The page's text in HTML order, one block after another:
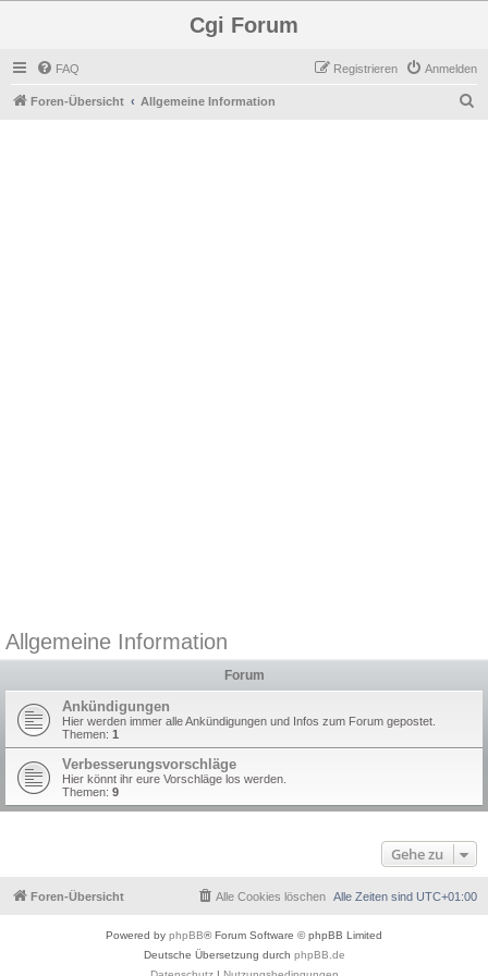
Cgi Forum
FAQ Anmelden
Registrieren
Foren-Übersicht Allgemeine Information
Allgemeine Information
Forum
Ankündigungen
Hier werden immer alle Ankündigungen und Infos zum Forum gepostet.
Themen: 1
Verbesserungsvorschläge
Hier könnt ihr eure Vorschläge los werden.
Themen: 9
Gehe zu
Foren-Übersicht Alle Zeiten sind UTC+01:00
Alle Cookies löschen
Powered by phpBB® Forum Software © phpBB Limited
Deutsche Übersetzung durch phpBB.de